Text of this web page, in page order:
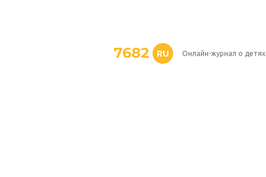
7682 RU Онлайн-журнал о детях